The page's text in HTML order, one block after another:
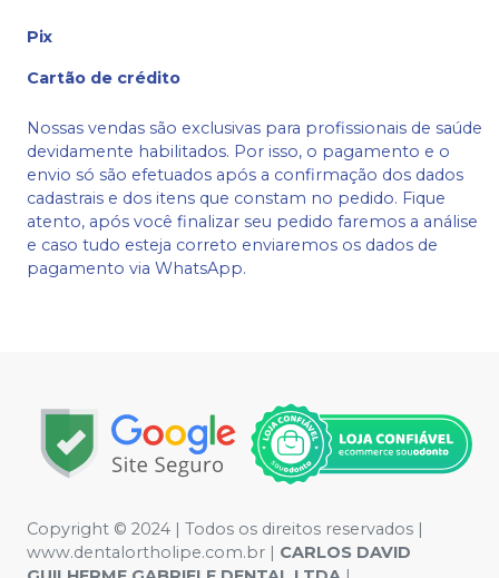
Pix
Cartão de crédito
Nossas vendas são exclusivas para profissionais de saúde
devidamente habilitados. Por isso, o pagamento e o
envio só são efetuados após a confirmação dos dados
cadastrais e dos itens que constam no pedido. Fique
atento, após você finalizar seu pedido faremos a análise
e caso tudo esteja correto enviaremos os dados de
pagamento via WhatsApp.
Copyright © 2024 | Todos os direitos reservados |
www.dentalortholipe.com.br | CARLOS DAVID